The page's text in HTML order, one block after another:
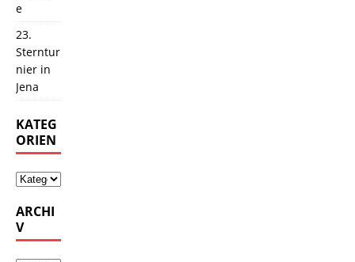
e
23.
Sterntur
nier in
Jena
KATEG
ORIEN
ARCHI
V